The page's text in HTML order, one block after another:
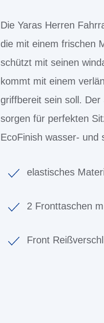
Die Yaras Herren
die mit einem frischen
schützt mit seinen
kommt mit einem
griffbereit sein soll.
sorgen für perfekten
EcoFinish wasser- und
elastisches
2 Fronttaschen
Front